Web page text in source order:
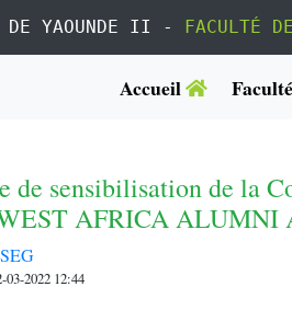
DE YAOUNDE II - FACULTÉ
Accueil Faculté
de sensibilisation de la
AFRICA ALUMNI
2022 12:44